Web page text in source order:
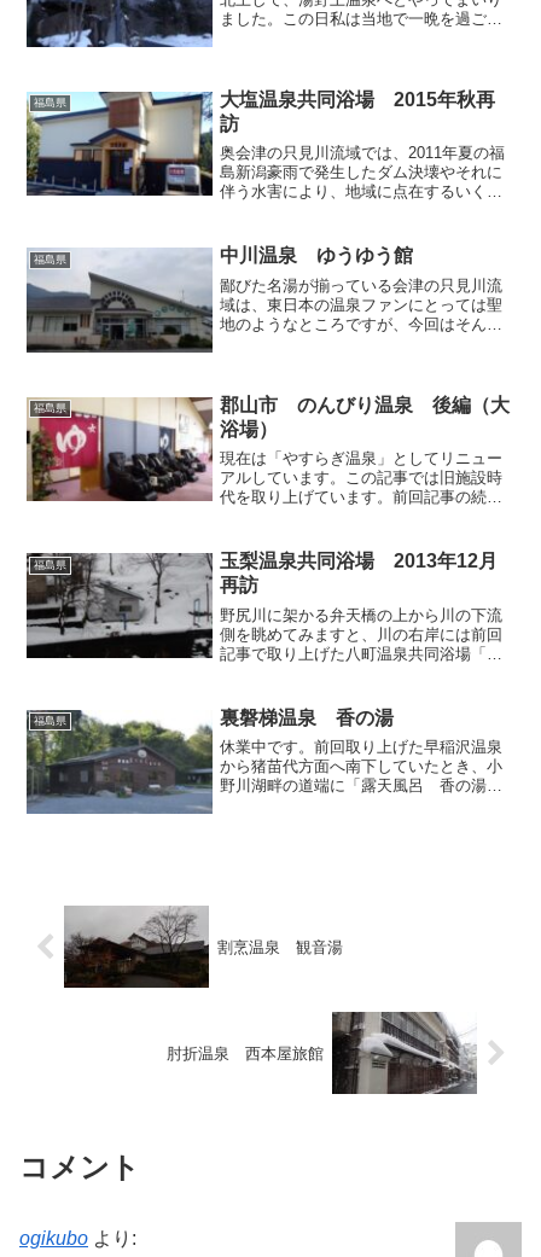
ました。この日私は当地で一晩を過ごし
湯」です。湯野上温泉...
福島県
大塩温泉共同浴場 2015年秋再
訪
奥会津の只見川流域では、2011年夏の福
島新潟豪雨で発生したダム決壊やそれに
伴う水害により、地域に点在するいくつ
興が行われ、被害を受けた温泉の一つで
ある「大塩温泉共同浴...
福島県 中川温泉 ゆうゆう館
鄙びた名湯が揃っている会津の只見川流
域は、東日本の温泉ファンにとっては聖
地のようなところですが、今回はそんな
ームなど、比較的規模の大...
福島県
郡山市 のんびり温泉 後編（大
浴場）
現在は「やすらぎ温泉」としてリニュー
アルしています。この記事では旧施設時
代を取り上げています。前回記事の続編
戻り、多くのお客さんで賑わう「大浴
場」へと向かいます。男女...
福島県
玉梨温泉共同浴場 2013年12月
再訪
野尻川に架かる弁天橋の上から川の下流
側を眺めてみますと、川の右岸には前回
記事で取り上げた八町温泉共同浴場「亀
共同浴場」が視界に入ってきます。一方
この橋から川上側を望めば...
福島県 裏磐梯温泉 香の湯
休業中です。前回取り上げた早稲沢温泉
から猪苗代方面へ南下していたとき、小
野川湖畔の道端に「露天風呂 香の湯」
割烹温泉 観音湯
肘折温泉 西本屋旅館
コメント
ogikubo より: